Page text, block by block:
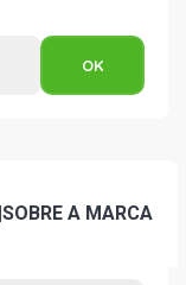
|SOBRE A MARCA